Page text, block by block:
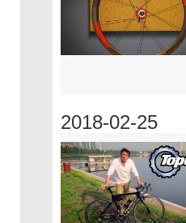
2018-02-25